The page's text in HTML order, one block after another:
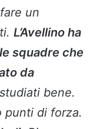
un
L’Avellino ha
squadre che
da
bene.
punti di forza.